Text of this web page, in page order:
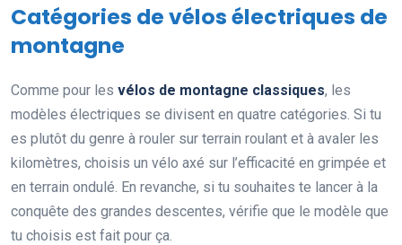
Catégories de vélos électriques de
montagne
Comme pour les vélos de montagne classiques, les
modèles électriques se divisent en quatre catégories. Si tu
es plutôt du genre à rouler sur terrain roulant et à avaler les
kilomètres, choisis un vélo axé sur l’efficacité en grimpée et
en terrain ondulé. En revanche, si tu souhaites te lancer à la
conquête des grandes descentes, vérifie que le modèle que
tu choisis est fait pour ça.